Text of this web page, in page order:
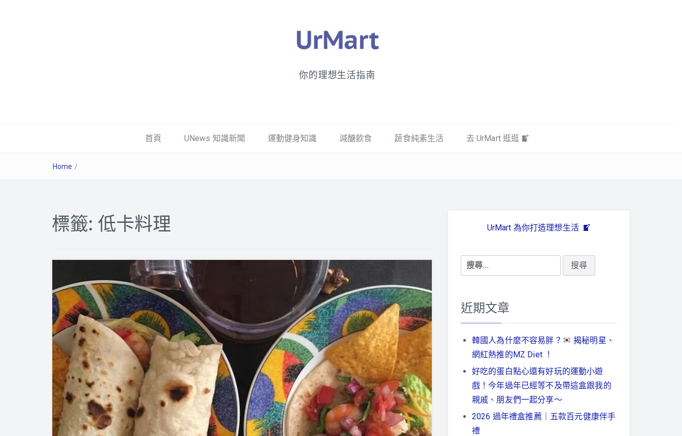
你的理想生活指南
首頁 UNews 知識新聞 運動健身知識 減醣飲食 蔬食純素生活 去 UrMart 逛逛
Home /
標籤: 低卡料理 UrMart 為你打造理想生活
搜
尋
鍵
近期文章
韓國人為什麼不容易胖？
揭秘明星、
網紅熱推的MZ Diet ！
好吃的蛋白點心還有好玩的運動小遊
戲！今年過年已經等不及帶這盒跟我的
親戚、朋友們一起分享～
2026 過年禮盒推薦｜五款百元健康伴手
禮